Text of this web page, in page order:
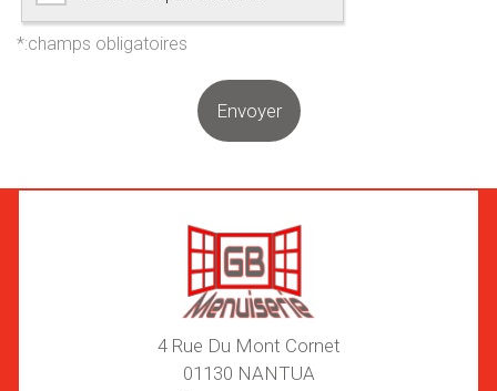
4 Rue Du Mont Cornet
01130 NANTUA